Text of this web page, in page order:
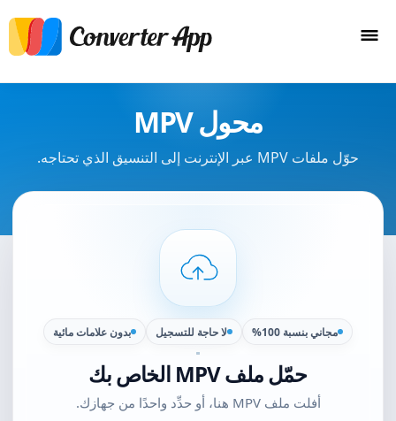
محول MPV
حوّل ملفات MPV عبر الإنترنت إلى التنسيق الذي تحتاجه.
مجاني بنسبة 100% لا حاجة للتسجيل بدون علامات مائية
حمّل ملف MPV الخاص بك
أفلت ملف MPV هنا، أو حدِّد واحدًا من جهازك.